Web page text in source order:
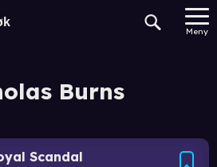
Meny
Burns
Scandal